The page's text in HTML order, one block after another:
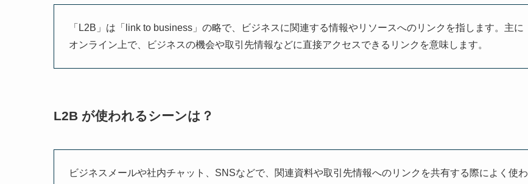
「L2B」は「link to business」の略で、ビジネスに関連する情報やリソースへのリンクを指します。主に
オンライン上で、ビジネスの機会や取引先情報などに直接アクセスできるリンクを意味します。
L2B が使われるシーンは？
ビジネスメールや社内チャット、SNSなどで、関連資料や取引先情報へのリンクを共有する際によく使わ